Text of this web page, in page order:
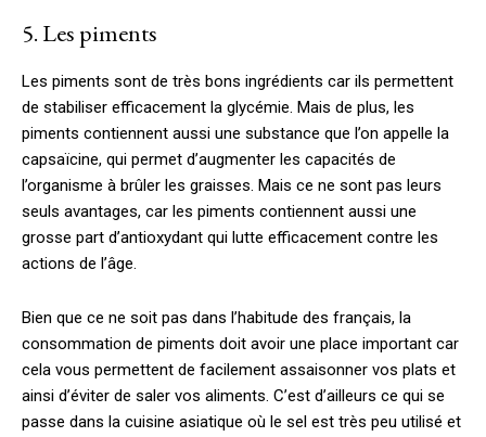
5. Les piments
Les piments sont de très bons ingrédients car ils permettent
de stabiliser efficacement la glycémie. Mais de plus, les
piments contiennent aussi une substance que l’on appelle la
capsaïcine, qui permet d’augmenter les capacités de
l’organisme à brûler les graisses. Mais ce ne sont pas leurs
seuls avantages, car les piments contiennent aussi une
grosse part d’antioxydant qui lutte efficacement contre les
actions de l’âge.
Bien que ce ne soit pas dans l’habitude des français, la
consommation de piments doit avoir une place important car
cela vous permettent de facilement assaisonner vos plats et
ainsi d’éviter de saler vos aliments. C’est d’ailleurs ce qui se
passe dans la cuisine asiatique où le sel est très peu utilisé et